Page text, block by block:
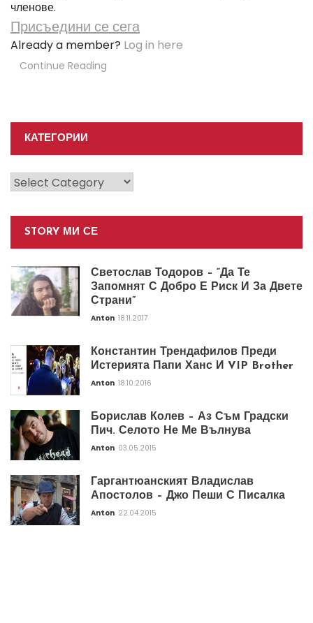
членове.
Присъедини се сега
Already a member? Log in here
Continue Reading
КАТЕГОРИИ
Категории
STORY МИ СЕ
Светослав Тодоров – “Да Те
Запомнят С Добро Е Риск И За Двете
Страни”
Anton 18.11.2017
Константин Трендафилов Преди
Истерията Папи Ханс И VIP Brother
Anton 18.10.2016
Борислав Колев – Аз Съм Градски
Пич. Селото Не Ме Вълнува
Anton 03.05.2015
Гаргантюанският Владислав
Апостолов – Джо Пеши С Писалка
Anton 22.04.2015